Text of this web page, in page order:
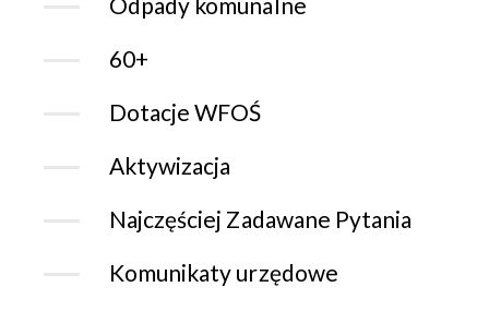
60+
Dotacje WFOŚ
Aktywizacja
Najczęściej Zadawane Pytania
Komunikaty urzędowe